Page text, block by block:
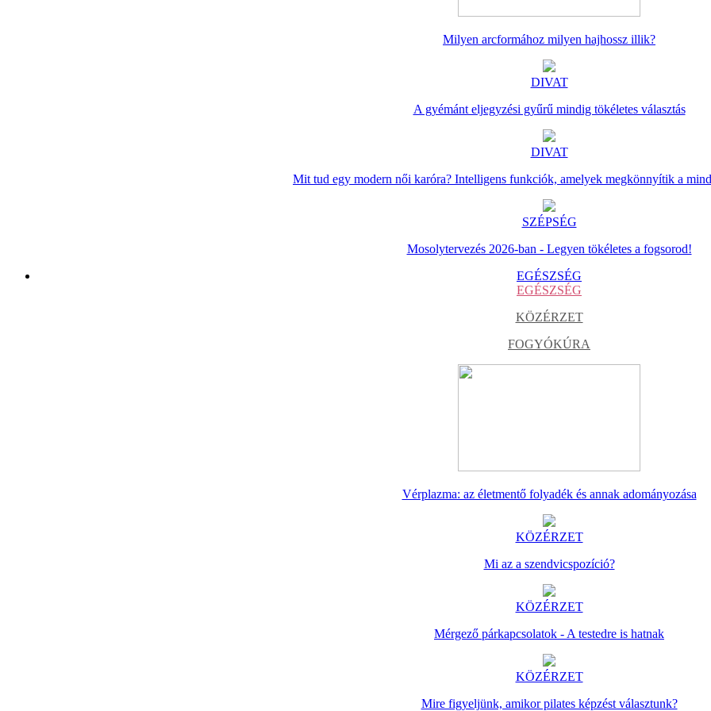
Milyen arcformához milyen hajhossz illik?
DIVAT
A gyémánt eljegyzési gyűrű mindig tökéletes választás
DIVAT
Mit tud egy modern női karóra? Intelligens funkciók, amelyek megkönnyítik a
SZÉPSÉG
Mosolytervezés 2026-ban - Legyen tökéletes a fogsorod!
EGÉSZSÉG
EGÉSZSÉG
KÖZÉRZET
FOGYÓKÚRA
Vérplazma: az életmentő folyadék és annak adományozása
KÖZÉRZET
Mi az a szendvicspozíció?
KÖZÉRZET
Mérgező párkapcsolatok - A testedre is hatnak
KÖZÉRZET
Mire figyeljünk, amikor pilates képzést választunk?